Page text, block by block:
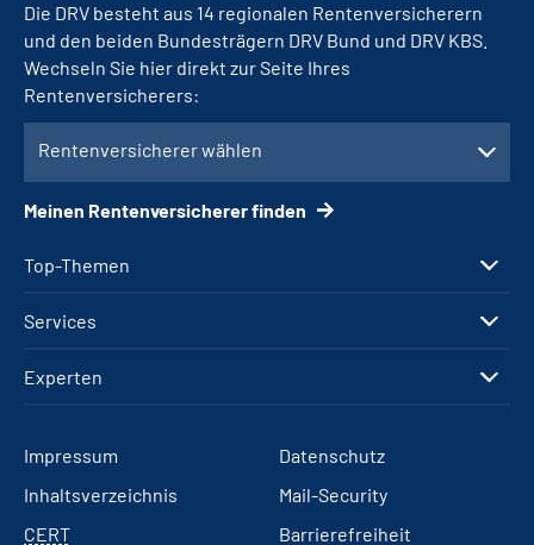
Top-Themen
Services
Experten
Die DRV besteht aus 14 regionalen Rentenversicherern
und den beiden Bundesträgern DRV Bund und DRV KBS.
Wechseln Sie hier direkt zur Seite Ihres
Rentenversicherers:
Rentenversicherer wählen
Meinen Rentenversicherer finden
Impressum
Datenschutz
Inhaltsverzeichnis
Mail-Security
CERT
Barrierefreiheit